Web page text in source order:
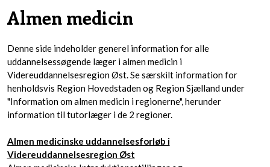
Almen medicin
Denne side indeholder generel information for alle
uddannelsessøgende læger i almen medicin i
Videreuddannelsesregion Øst. Se særskilt information for
henholdsvis Region Hovedstaden og Region Sjælland under
"Information om almen medicin i regionerne", herunder
information til​ tutorlæger ​i de 2 regioner.
Almen medicinske uddannelsesforløb i
Videreuddannelsesregion Øst